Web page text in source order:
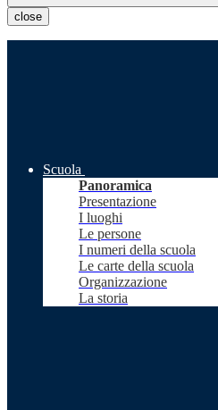
close
Scuola
Panoramica
Presentazione
I luoghi
Le persone
I numeri della scuola
Le carte della scuola
Organizzazione
La storia